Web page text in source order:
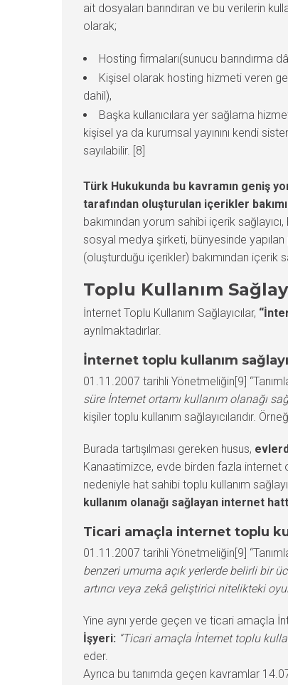
ait dosyaları barındıran ve bu verilerin
olarak;
Hosting firmaları(sunucu barındırma
Kişisel olarak hosting hizmeti veren
dahil),
Başka kullanıcılara yer sağlama
kişisel ya da kurumsal yayınını kendi
sayılabilir. [8]
Türk Hukukunda bu kavramın geniş
tarafından oluşturulan içerikler
bakımından yorum sahibi içerik
sosyal medya şirketi, bünyesinde yapılan
(oluşturduğu içerikler) bakımından içerik
Toplu Kullanım
İnternet Toplu Kullanım Sağlayıcılar,
ayrılmaktadırlar.
İnternet toplu kullanım
01.11.2007 tarihli Yönetmeliğin[9]
süre İnternet ortamı kullanım olanağı
kişiler toplu kullanım sağlayıcılarıdır.
Burada tartışılması gereken husus,
Kanaatimizce, evde birden fazla internet
nedeniyle hat sahibi toplu kullanım
kullanım olanağı sağlayan internet
Ticari amaçla internet toplu
01.11.2007 tarihli Yönetmeliğin[9]
benzeri umuma açık yerlerde belirli bir
artırıcı veya zekâ geliştirici nitelikteki
Yine aynı yerde geçen ve ticari amaçla
İşyeri: “Ticari amaçla İnternet toplu
eder.
Ayrıca bu tanımda geçen kavramlar